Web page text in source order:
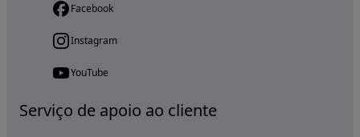
Facebook
Instagram
YouTube
Serviço de apoio ao cliente